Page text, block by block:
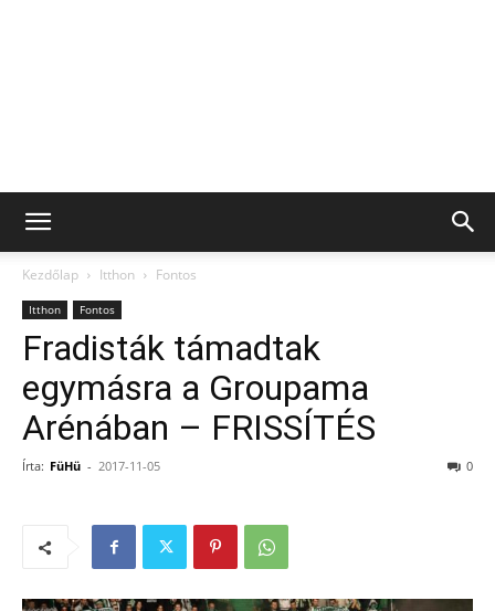
Kezdőlap Itthon Fontos
Itthon Fontos
Fradisták támadtak
egymásra a Groupama
Arénában – FRISSÍTÉS
Írta: FüHü - 2017-11-05 0